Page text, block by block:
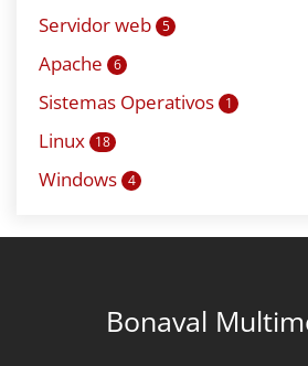
Servidor web 5
Apache 6
Sistemas Operativos 1
Linux 18
Windows 4
Bonaval